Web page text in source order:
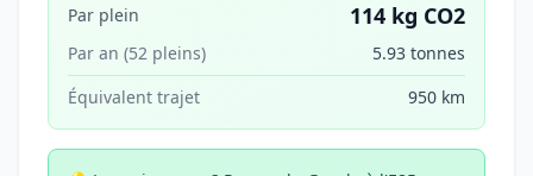
Par plein 114 kg CO2
Par an (52 pleins)
5.93 tonnes
Équivalent trajet
950 km